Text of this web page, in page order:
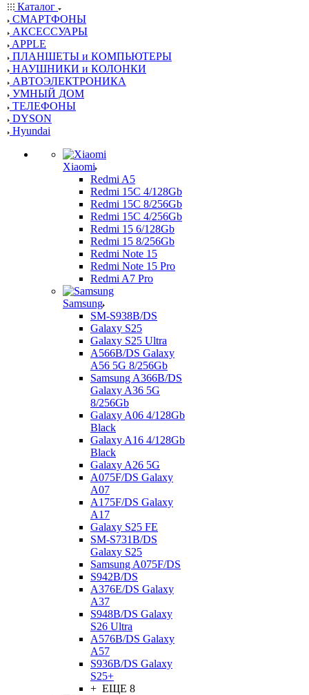
Каталог
СМАРТФОНЫ
АКСЕССУАРЫ
APPLE
ПЛАНШЕТЫ и КОМПЬЮТЕРЫ
НАУШНИКИ и КОЛОНКИ
АВТОЭЛЕКТРОНИКА
УМНЫЙ ДОМ
ТЕЛЕФОНЫ
DYSON
Hyundai
Xiaomi
Redmi A5
Redmi 15C 4/128Gb
Redmi 15C 8/256Gb
Redmi 15C 4/256Gb
Redmi 15 6/128Gb
Redmi 15 8/256Gb
Redmi Note 15
Redmi Note 15 Pro
Redmi A7 Pro
Samsung
SM-S938B/DS
Galaxy S25
Galaxy S25 Ultra
A566B/DS Galaxy
A56 5G 8/256Gb
Samsung A366B/DS
Galaxy A36 5G
8/256Gb
Galaxy A06 4/128Gb
Black
Galaxy A16 4/128Gb
Black
Galaxy A26 5G
A075F/DS Galaxy
A07
A175F/DS Galaxy
A17
Galaxy S25 FE
SM-S731B/DS
Galaxy S25
Samsung A075F/DS
S942B/DS
A376E/DS Galaxy
A37
S948B/DS Galaxy
S26 Ultra
A576B/DS Galaxy
A57
S936B/DS Galaxy
S25+
+ ЕЩЕ 8